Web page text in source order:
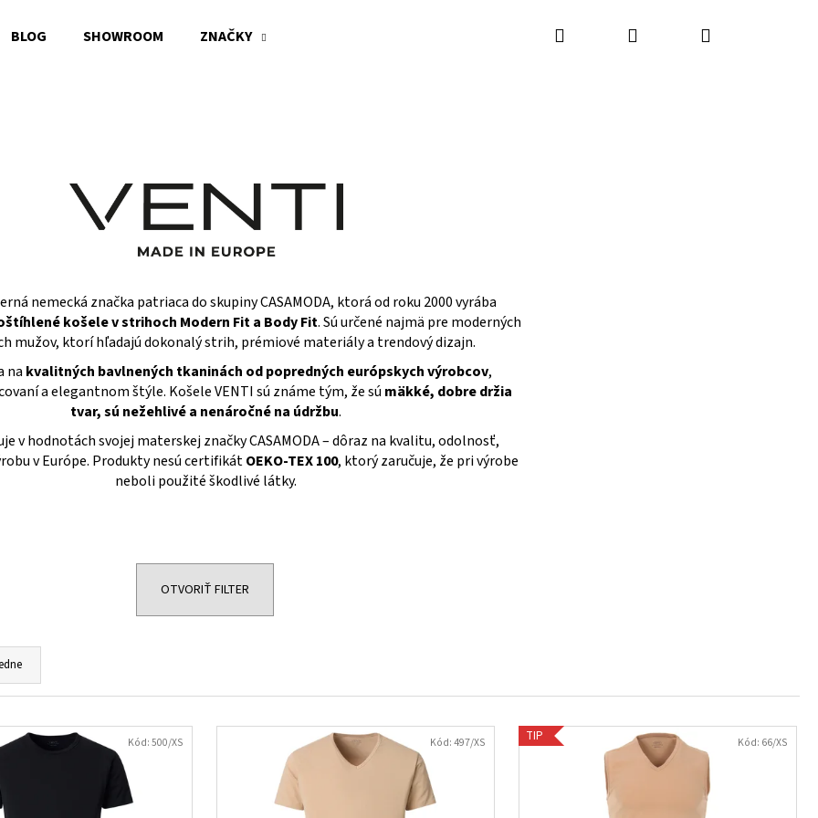
BLOG SHOWROOM ZNAČKY Hľadať PrihlásenieNákupný
nemecká značka patriaca do skupiny CASAMODA, ktorá od roku 2000 vyrába
košele v strihoch Modern Fit a Body Fit. Sú určené najmä pre moderných
mužov, ktorí hľadajú dokonalý strih, prémiové materiály a trendový dizajn.
na kvalitných bavlnených tkaninách od popredných európskych výrobcov,
a elegantnom štýle. Košele VENTI sú známe tým, že sú mäkké, dobre držia
tvar, sú nežehlivé a nenáročné na údržbu.
v hodnotách svojej materskej značky CASAMODA – dôraz na kvalitu, odolnosť,
v Európe. Produkty nesú certifikátOEKO-TEX 100, ktorý zaručuje, že pri výrobe
neboli použité škodlivé látky.
OTVORIŤ FILTER
Kód:500/XS Kód:497/XS TIP Kód: 66/XS
Odporúčame